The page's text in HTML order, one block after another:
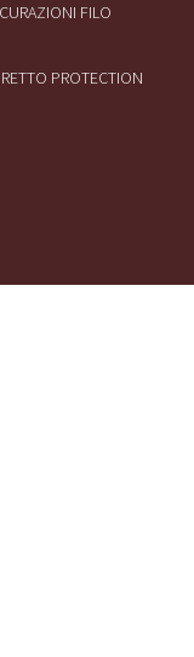
FILO
PROTECTION